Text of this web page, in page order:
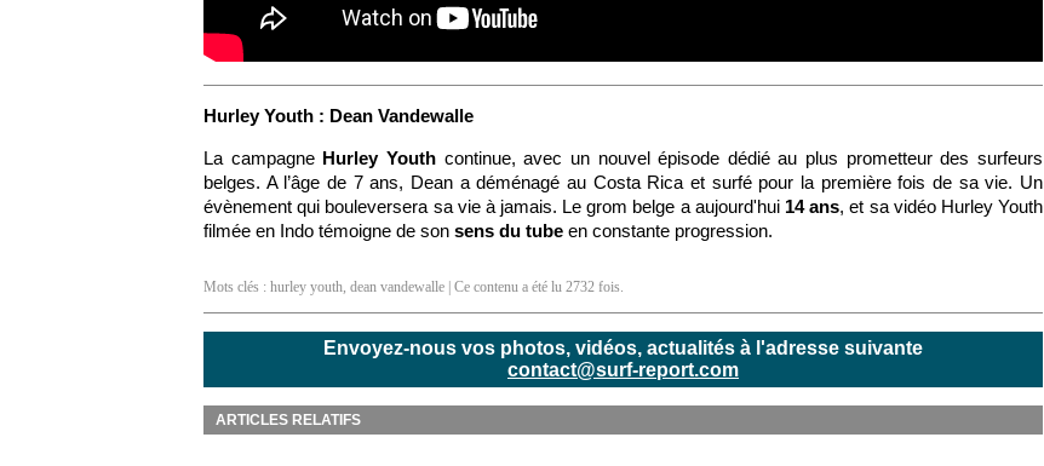
Hurley Youth : Dean Vandewalle
La campagne Hurley Youthcontinue, avec un nouvel épisode dédié au plus prometteur des surfeurs
belges. A l’âge de 7 ans, Dean a déménagé au Costa Rica et surfé pour la première fois de sa vie. Un
évènement qui bouleversera sa vie à jamais. Le grom belge a aujourd'hui14 ans, et sa vidéo Hurley Youth
filmée en Indo témoigne de son sens du tube en constante progression.
Mots clés : hurley youth, dean vandewalle | Ce contenu a été lu 2732 fois.
Envoyez-nous vos photos, vidéos, actualités à l'adresse suivante
contact@surf-report.com
ARTICLES RELATIFS